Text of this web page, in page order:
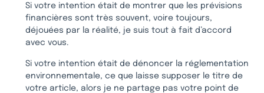
Si votre intention était de montrer que les prévisions
financières sont très souvent, voire toujours,
déjouées par la réalité, je suis tout à fait d’accord
avec vous.
Si votre intention était de dénoncer la réglementation
environnementale, ce que laisse supposer le titre de
votre article, alors je ne partage pas votre point de